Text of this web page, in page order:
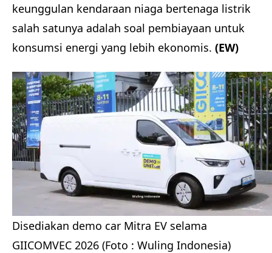
keunggulan kendaraan niaga bertenaga listrik
salah satunya adalah soal pembiayaan untuk
konsumsi energi yang lebih ekonomis. (EW)
Disediakan demo car Mitra EV selama
GIICOMVEC 2026 (Foto : Wuling Indonesia)